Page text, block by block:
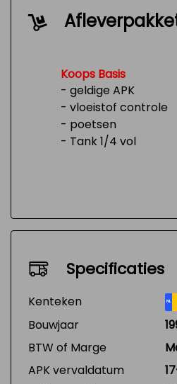
Koops Basis
- geldige APK
- vloeistof controle
- poetsen
- Tank 1/4 vol
Specificaties
Kenteken NL
Bouwjaar
BTW of Marge
APK vervaldatum